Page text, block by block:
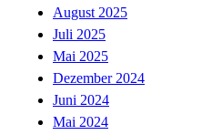
August 2025
Juli 2025
Mai 2025
Dezember 2024
Juni 2024
Mai 2024